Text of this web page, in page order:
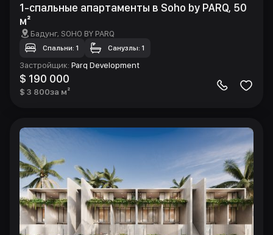
1-спальные апартаменты в Soho by PARQ, 50
м²
Бадунг, SOHO BY PARQ
Спальни: 1 Санузлы: 1
Застройщик: Parq Development
$ 190 000
$ 3 800за м²